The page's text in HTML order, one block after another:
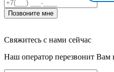
Позвоните мне
Свяжитесь с нами сейчас
Наш оператор перезвонит Вам